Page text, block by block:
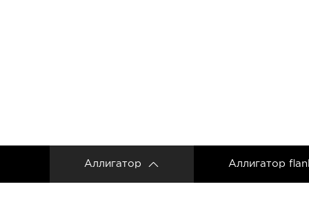
Аллигатор Аллигатор
Ремешки для часов Jaeger LeCoultre